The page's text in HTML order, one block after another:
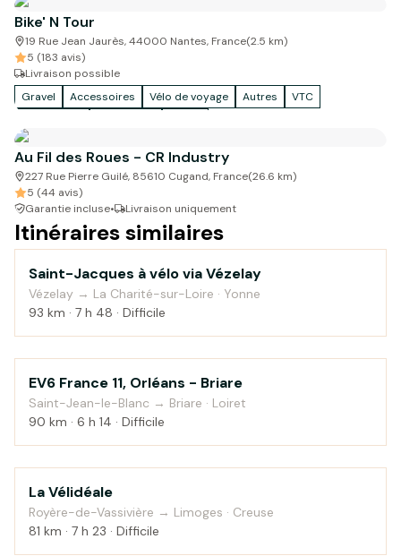
Vélo adapté
Bike' N Tour
19 Rue Jean Jaurès, 44000 Nantes, France(2.5 km)
5 (183 avis)
Livraison possible
Gravel
Accessoires Vélo de voyage Autres
VTC
Au Fil des Roues - CR Industry
227 Rue Pierre Guilé, 85610 Cugand, France(26.6 km)
5 (44 avis)
Garantie incluse• Livraison uniquement
Itinéraires similaires
Campagne
Saint-Jacques à vélo via Vézelay
Vézelay → La Charité-sur-Loire · Yonne
93 km · 7 h 48 · Difficile
Campagne
EV6 France 11, Orléans - Briare
Saint-Jean-le-Blanc → Briare · Loiret
90 km · 6 h 14 · Difficile
Montagne
La Vélidéale
Royère-de-Vassivière → Limoges · Creuse
81 km · 7 h 23 · Difficile